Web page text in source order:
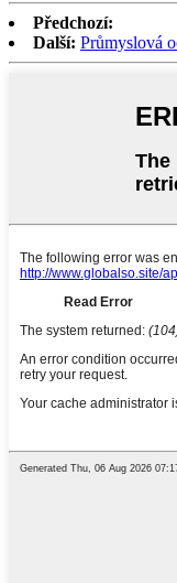
Předchozí:
Další: Průmyslová